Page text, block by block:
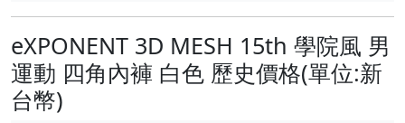
eXPONENT 3D MESH 15th 學院風 男
運動 四角內褲 白色 歷史價格(單位:新
台幣)